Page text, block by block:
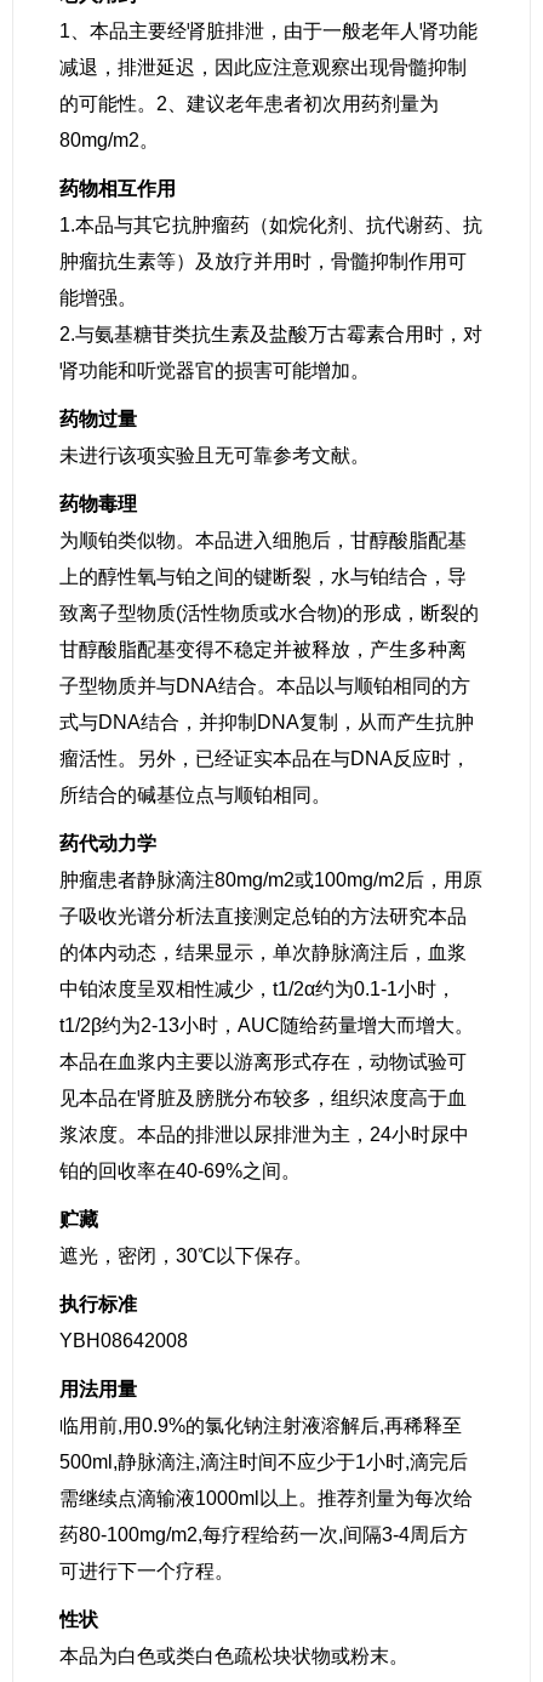
1、本品主要经肾脏排泄，由于一般老年人肾功能
减退，排泄延迟，因此应注意观察出现骨髓抑制
的可能性。2、建议老年患者初次用药剂量为
80mg/m2。
药物相互作用
1.本品与其它抗肿瘤药（如烷化剂、抗代谢药、抗
肿瘤抗生素等）及放疗并用时，骨髓抑制作用可
能增强。
2.与氨基糖苷类抗生素及盐酸万古霉素合用时，对
肾功能和听觉器官的损害可能增加。
药物过量
未进行该项实验且无可靠参考文献。
药物毒理
为顺铂类似物。本品进入细胞后，甘醇酸脂配基
上的醇性氧与铂之间的键断裂，水与铂结合，导
致离子型物质(活性物质或水合物)的形成，断裂的
甘醇酸脂配基变得不稳定并被释放，产生多种离
子型物质并与DNA结合。本品以与顺铂相同的方
式与DNA结合，并抑制DNA复制，从而产生抗肿
瘤活性。另外，已经证实本品在与DNA反应时，
所结合的碱基位点与顺铂相同。
药代动力学
肿瘤患者静脉滴注80mg/m2或100mg/m2后，用原
子吸收光谱分析法直接测定总铂的方法研究本品
的体内动态，结果显示，单次静脉滴注后，血浆
中铂浓度呈双相性减少，t1/2α约为0.1-1小时，
t1/2β约为2-13小时，AUC随给药量增大而增大。
本品在血浆内主要以游离形式存在，动物试验可
见本品在肾脏及膀胱分布较多，组织浓度高于血
浆浓度。本品的排泄以尿排泄为主，24小时尿中
铂的回收率在40-69%之间。
贮藏
遮光，密闭，30℃以下保存。
执行标准
YBH08642008
用法用量
临用前,用0.9%的氯化钠注射液溶解后,再稀释至
500ml,静脉滴注,滴注时间不应少于1小时,滴完后
需继续点滴输液1000ml以上。推荐剂量为每次给
药80-100mg/m2,每疗程给药一次,间隔3-4周后方
可进行下一个疗程。
性状
本品为白色或类白色疏松块状物或粉末。